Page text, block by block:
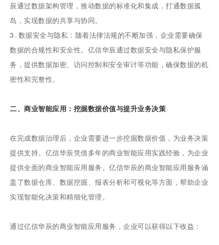
辰通过数据架构管理，推动数据的标准化和集成，打通数据孤
岛，实现数据的共享与协同。
3. 数据安全与隐私：随着法律法规的不断加强，企业需要确保
数据的合规性和安全性。亿信华辰通过数据安全与隐私保护服
务，提供数据加密、访问控制和安全审计等功能，确保数据的机
密性和完整性。
二、商业智能应用：挖掘数据价值与提升业务决策
在完成数据治理后，企业需要进一步挖掘数据价值，为业务决策
提供支持。亿信华辰凭借多年的商业智能应用实践经验，为企业
提供全面的商业智能应用服务。亿信华辰的商业智能应用服务涵
盖了数据仓库、数据挖掘、报表分析和可视化等方面，帮助企业
实现智能化决策和精细化管理。
通过亿信华辰的商业智能应用服务，企业可以获得以下收益：